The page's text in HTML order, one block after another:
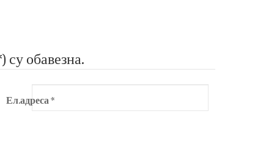
обавезна.
Ел.адреса *